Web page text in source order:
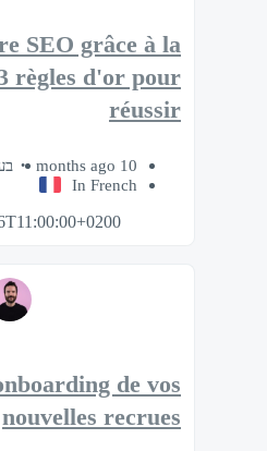
SEO grâce à la
règles d'or pour
réussir
10 months ago
In French
de vos
nouvelles recrues